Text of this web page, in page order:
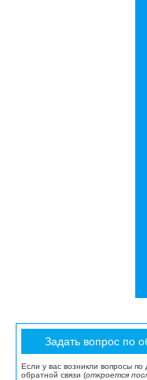
Если у вас возникли вопросы
обратной связи (откроется